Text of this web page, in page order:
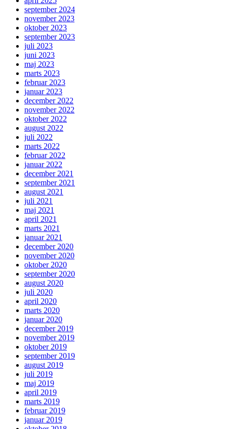
september 2024
november 2023
oktober 2023
september 2023
juli 2023
juni 2023
maj 2023
marts 2023
februar 2023
januar 2023
december 2022
november 2022
oktober 2022
august 2022
juli 2022
marts 2022
februar 2022
januar 2022
december 2021
september 2021
august 2021
juli 2021
maj 2021
april 2021
marts 2021
januar 2021
december 2020
november 2020
oktober 2020
september 2020
august 2020
juli 2020
april 2020
marts 2020
januar 2020
december 2019
november 2019
oktober 2019
september 2019
august 2019
juli 2019
maj 2019
april 2019
marts 2019
februar 2019
januar 2019